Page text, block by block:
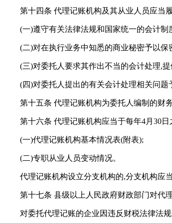
第十四条 代理记账机构及其从业人员应当
(一)遵守有关法律法规和国家统一的会计
(二)对在执行业务中知悉的商业秘密予以保
(三)对委托人要求其作出不当的会计处理,
(四)对委托人提出的有关会计处理相关问题
第十五条 代理记账机构为委托人编制的财
第十六条 代理记账机构应当于每年4月30
(一)代理记账机构基本情况表(附表);
(二)专职从业人员变动情况。
代理记账机构设立分支机构的,分支机构应
第十七条 县级以上人民政府财政部门对代
对委托代理记账的企业因违反财税法律法